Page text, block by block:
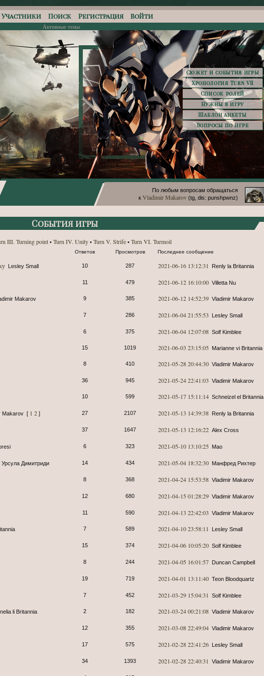
Сюжет и события игры
Хронология Turn VII
Список ролей
Нужны в игру
Шаблон анкеты
Вопросы по игре
По любым вопросам обращаться
к Vladimir Makarov (tg, dis: punshpwnz)
Участники Поиск Регистрация Войти
Активные темы
События игры
III. Turning point • Turn IV. Unity • Turn V. Strife • Turn VI. Turmoil
Ответов Просмотров Последнее сообщение
Lesley Small 10 287 2021-06-16 13:12:31 Renly la Britannia
11 479 2021-06-12 16:10:00 Villetta Nu
Makarov 9 385 2021-06-12 14:52:39 Vladimir Makarov
7 286 2021-06-04 21:55:53 Lesley Small
6 375 2021-06-04 12:07:08 Solf Kimblee
15 1019 2021-06-03 23:15:05 Marianne vi Britannia
8 410 2021-05-28 20:44:30 Vladimir Makarov
36 945 2021-05-24 22:41:03 Vladimir Makarov
10 599 2021-05-17 15:11:14 Schneizel el Britannia
Makarov [ 1 2 ] 27 2107 2021-05-13 14:39:38 Renly la Britannia
37 1647 2021-05-13 12:16:22 Alex Cross
6 323 2021-05-10 13:10:25 Мао
Урсула Димитриди 14 434 2021-05-04 18:32:30 Манфред Рихтер
8 368 2021-04-24 15:53:58 Vladimir Makarov
12 680 2021-04-15 01:28:29 Vladimir Makarov
11 590 2021-04-13 22:42:03 Vladimir Makarov
7 589 2021-04-10 23:58:11 Lesley Small
15 374 2021-04-06 10:05:20 Solf Kimblee
8 244 2021-04-05 16:01:57 Duncan Campbell
19 719 2021-04-01 13:11:40 Teon Bloodquartz
7 452 2021-03-29 15:04:31 Solf Kimblee
li Britannia 2 182 2021-03-24 00:21:08 Vladimir Makarov
12 355 2021-03-08 22:49:04 Vladimir Makarov
17 575 2021-02-28 22:41:26 Lesley Small
34 1393 2021-02-28 22:40:31 Vladimir Makarov